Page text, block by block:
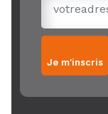
Je m'inscris